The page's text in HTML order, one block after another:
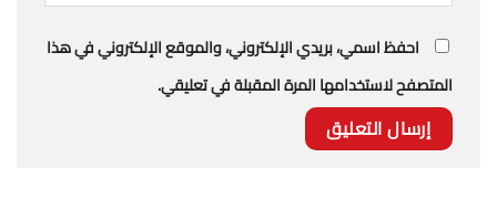
احفظ اسمي، بريدي الإلكتروني، والموقع الإلكتروني في هذا
المتصفح لاستخدامها المرة المقبلة في تعليقي.